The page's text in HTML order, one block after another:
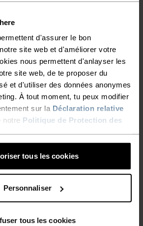
d'assurer le bon
site web et d'améliorer votre
nous permettent d'anlayser les
site web, de te proposer du
et d'utiliser des données anonymes
À tout moment, tu peux modifier
sur la Déclaration relative
notre Politique de Protection des
tous les cookies
Personnaliser
tous les cookies
léger Ascent est en partie
recyclé. Très doux, il
slim confortable à taille haute
moyen. Ses poches sur les
dissimulée pour clés
aisément des lunettes de
de camp, c’est le collant qu’il
pour les activités modérées